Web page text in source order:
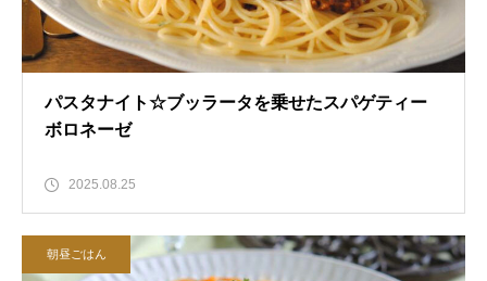
パスタナイト☆ブッラータを乗せたスパゲティー
ボロネーゼ
2025.08.25
朝昼ごはん